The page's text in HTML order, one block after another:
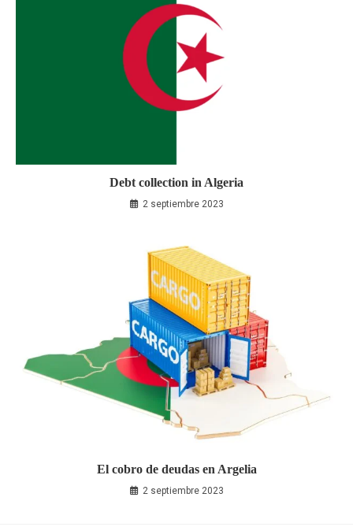
Debt collection in Algeria
2 septiembre 2023
El cobro de deudas en Argelia
2 septiembre 2023